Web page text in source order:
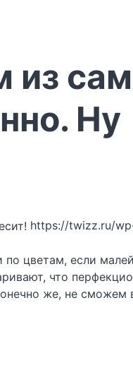
из
Ну
https://twizz.ru/
по цветам, если
что
же, не сможем